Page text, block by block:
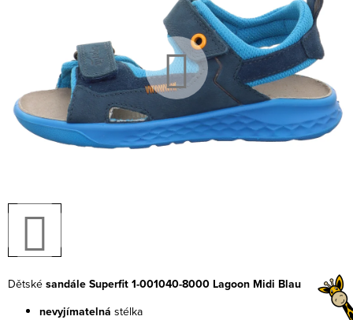
Dětské sandále Superfit 1-001040-8000 Lagoon Midi Blau
nevyjímatelná stélka